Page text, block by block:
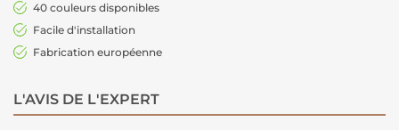
40 couleurs disponibles
Facile d'installation
Fabrication européenne
L'AVIS DE L'EXPERT